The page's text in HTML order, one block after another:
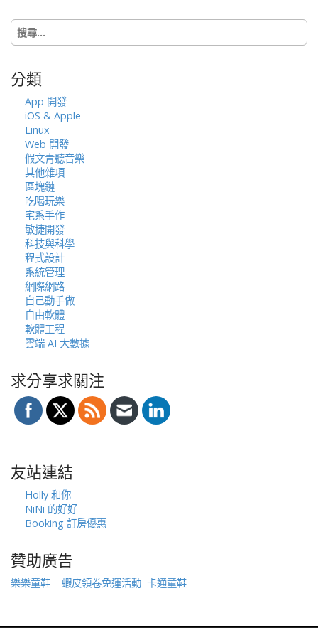
搜
尋
字:
分類
App 開發
iOS & Apple
Linux
Web 開發
假文青聽音樂
其他雜項
區塊鏈
吃喝玩樂
宅系手作
敏捷開發
科技與科學
程式設計
系統管理
網際網路
自己動手做
自由軟體
軟體工程
雲端 AI 大數據
求分享求關注
友站連結
Holly 和你
NiNi 的好好
Booking 訂房優惠
贊助廣告
樂樂童鞋 蝦皮領卷免運活動 卡通童鞋